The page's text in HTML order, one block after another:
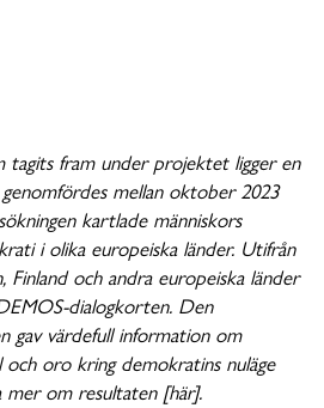
tagits fram under projektet ligger en
mellan oktober 2023
kartlade människors
i olika europeiska länder. Utifrån
Finland och andra europeiska länder
dialogkorten. Den
gav värdefull information om
och oro kring demokratins nuläge
mer om resultaten [här].